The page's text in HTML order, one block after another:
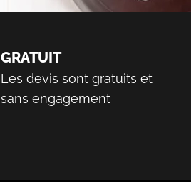
GRATUIT
Les devis sont gratuits et
sans engagement